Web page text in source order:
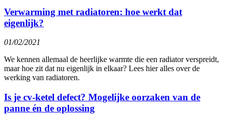
Verwarming met radiatoren: hoe werkt dat
eigenlijk?
01/02/2021
We kennen allemaal de heerlijke warmte die een radiator verspreidt,
maar hoe zit dat nu eigenlijk in elkaar? Lees hier alles over de
werking van radiatoren.
Is je cv-ketel defect? Mogelijke oorzaken van de
panne én de oplossing